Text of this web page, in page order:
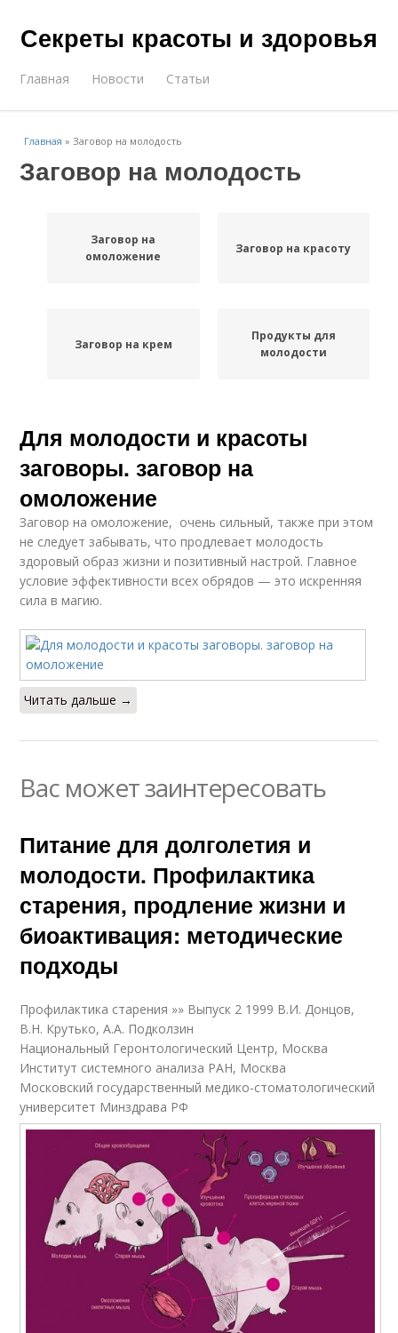
Секреты красоты и здоровья
Главная Новости Статьи
Главная »Заговор на молодость
Заговор на молодость
Заговор на
омоложение
Заговор на красоту
Заговор на крем
Продукты для
молодости
Для молодости и красоты
заговоры. заговор на
омоложение
Заговор на омоложение, очень сильный, также при этом
не следует забывать, что продлевает молодость
здоровый образ жизни и позитивный настрой. Главное
условие эффективности всех обрядов — это искренняя
сила в магию.
Читать дальше →
Вас может заинтересовать
Питание для долголетия и
молодости. Профилактика
старения, продление жизни и
биоактивация: методические
подходы
Профилактика старения »» Выпуск 2 1999 В.И. Донцов,
В.Н. Крутько, А.А. Подколзин
Национальный Геронтологический Центр, Москва
Институт системного анализа РАН, Москва
Московский государственный медико-стоматологический
университет Минздрава РФ